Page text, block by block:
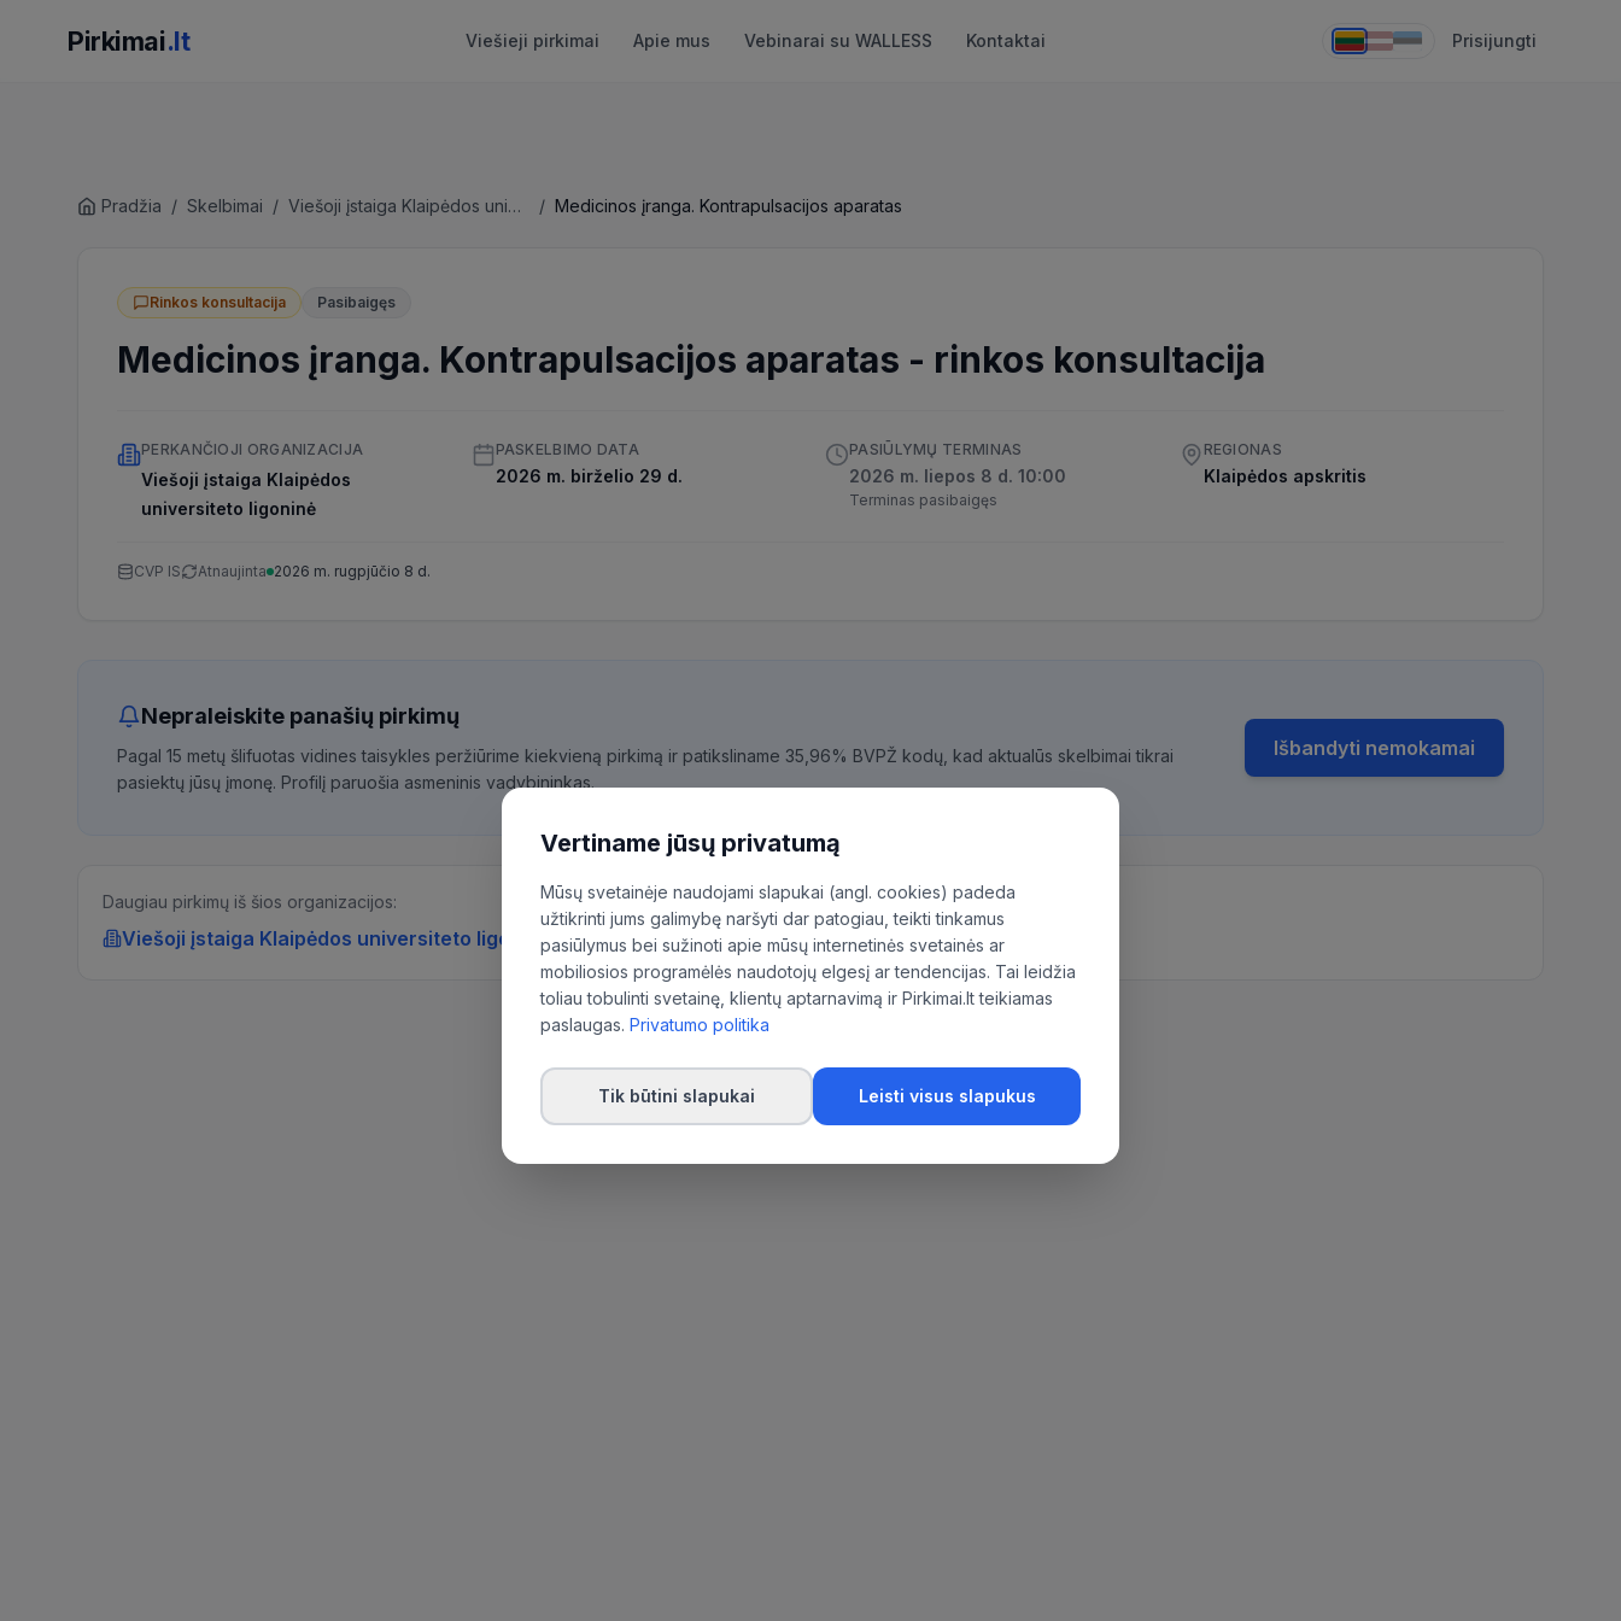
Pirkimai.lt Viešieji pirkimai Apie mus Vebinarai su WALLESS Kontaktai Prisijungti
Pradžia / Skelbimai / Viešoji įstaiga Klaipėdos universiteto ligoninė / Medicinos įranga. Kontrapulsacijos aparatas
Rinkos konsultacija Pasibaigęs
Medicinos įranga. Kontrapulsacijos aparatas - rinkos konsultacija
PERKANČIOJI ORGANIZACIJA
Viešoji įstaiga Klaipėdos
universiteto ligoninė
PASKELBIMO DATA
2026 m. birželio 29 d.
PASIŪLYMŲ TERMINAS
2026 m. liepos 8 d. 10:00
Terminas pasibaigęs
REGIONAS
Klaipėdos apskritis
CVP IS Atnaujinta 2026 m. rugpjūčio 8 d.
Nepraleiskite panašių pirkimų
Pagal 15 metų šlifuotas vidines taisykles peržiūrime kiekvieną pirkimą ir patiksliname 35,96% BVPŽ kodų, kad aktualūs skelbimai tikrai
pasiektų jūsų įmonę. Profilį paruošia asmeninis vadybininkas.
Išbandyti nemokamai
Daugiau pirkimų iš šios organizacijos:
Viešoji įstaiga Klaipėdos universiteto ligoninė
Vertiname jūsų privatumą
Mūsų svetainėje naudojami slapukai (angl. cookies) padeda
užtikrinti jums galimybę naršyti dar patogiau, teikti tinkamus
pasiūlymus bei sužinoti apie mūsų internetinės svetainės ar
mobiliosios programėlės naudotojų elgesį ar tendencijas. Tai leidžia
toliau tobulinti svetainę, klientų aptarnavimą ir Pirkimai.lt teikiamas
paslaugas. Privatumo politika
Tik būtini slapukai Leisti visus slapukus